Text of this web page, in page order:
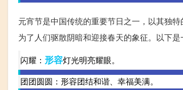
元宵节是中国传统的重要节日之一，以其独
为了人们驱散阴暗和迎接春天的象征。以下
闪耀： 形容灯光明亮耀眼。
团团圆圆：形容团结和谐、幸福美满。